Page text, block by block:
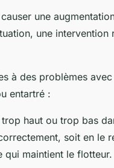
une
une intervention
à des problèmes
entartré :
haut ou trop bas
soit en le
qui maintient le flotteur.